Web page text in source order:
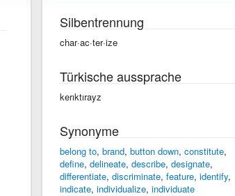
Silbentrennung
char·ac·ter·ize
Türkische aussprache
kerıktırayz
Synonyme
belong to, brand, button down, constitute,
define, delineate, describe, designate,
differentiate, discriminate, feature, identify,
indicate, individualize, individuate